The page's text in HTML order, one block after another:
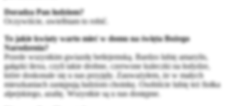
Doradza Pan ludziom?
Oczywiście, uwielbiam to robić.
To jakie kwiaty warto mieć w domu na święta Bożego
Narodzenia?
Przede wszystkim gwiazdę betlejemską. Bardzo lubię amarylis,
gałązki ilexu, czyli takie drobne, czerwone kuleczki na łodydze,
które doskonale się u nas przyjęły. Zauważyłem, że w małych
mieszkaniach zastępują ludziom choinkę. Osobiście lubię też fiołka
alpejskiego, azalię. Wszystkie są u nas dostępne.